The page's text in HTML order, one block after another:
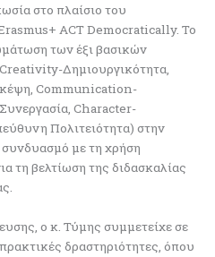
στο πλαίσιο του
ACT Democratically. Το
των έξι βασικών
Δημιουργικότητα,
Communication-
Character-
Πολιτειότητα) στην
συνδυασμό με τη χρήση
τη βελτίωση της διδασκαλίας
ο κ. Τύμης συμμετείχε σε
δραστηριότητες, όπου